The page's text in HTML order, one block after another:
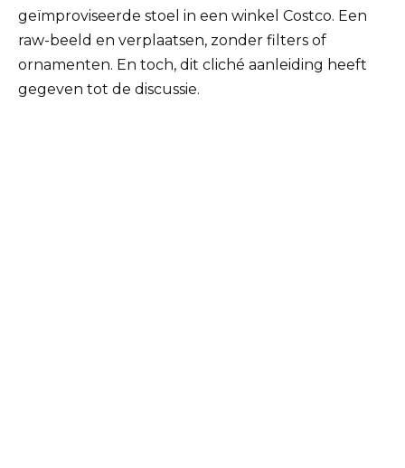
geïmproviseerde stoel in een winkel Costco. Een
raw-beeld en verplaatsen, zonder filters of
ornamenten. En toch, dit cliché aanleiding heeft
gegeven tot de discussie.